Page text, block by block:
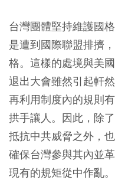
台灣團體堅持維護國
是遭到國際聯盟排擠
格。這樣的處境與美
退出大會雖然引起軒
再利用制度內的規則
拱手讓人。因此，除
抵抗中共威脅之外，
確保台灣參與其內並
現有的規矩從中作亂